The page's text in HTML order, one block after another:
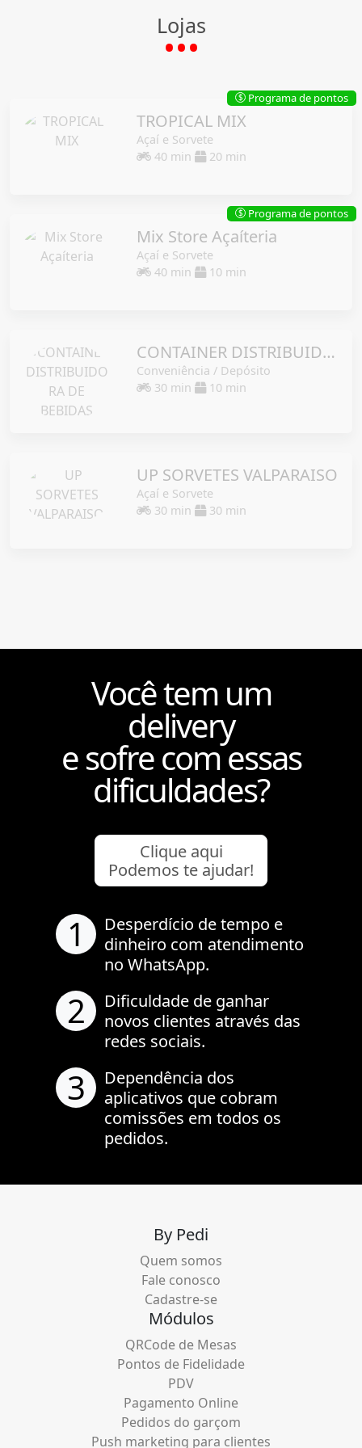
Lojas
TROPICAL MIX
Açaí e Sorvete
40 min
20 min
$ Programa de pontos
Mix Store Açaíteria
Açaí e Sorvete
40 min
10 min
$ Programa de pontos
CONTAINER DISTRIBUIDORA DE BEBIDAS
Conveniência / Depósito
30 min
10 min
UP SORVETES VALPARAISO
Açaí e Sorvete
30 min
30 min
Você tem um
delivery
e sofre com essas
dificuldades?
Clique aqui
Podemos te ajudar!
1
Desperdício de tempo e
dinheiro com atendimento
no WhatsApp.
2
Dificuldade de ganhar
novos clientes através das
redes sociais.
3
Dependência dos
aplicativos que cobram
comissões em todos os
pedidos.
By Pedi
Quem somos
Fale conosco
Cadastre-se
Módulos
QRCode de Mesas
Pontos de Fidelidade
PDV
Pagamento Online
Pedidos do garçom
Push marketing para clientes